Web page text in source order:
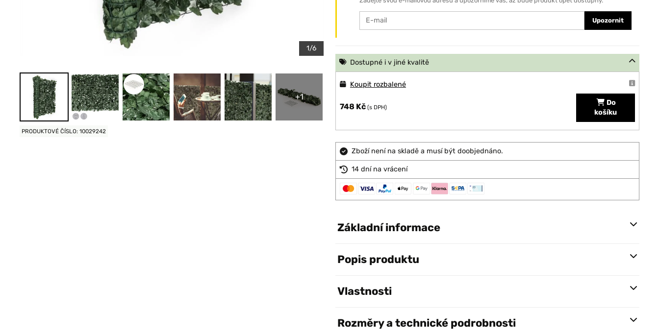
1/6
+1
PRODUKTOVÉ ČÍSLO: 10029242
Upozornit
Dostupné i v jiné kvalitě
Koupit rozbalené
748 Kč (s DPH)
Do
košíku
Zboží není na skladě a musí být doobjednáno.
14 dní na vrácení
Základní informace
Popis produktu
Vlastnosti
Rozměry a technické podrobnosti